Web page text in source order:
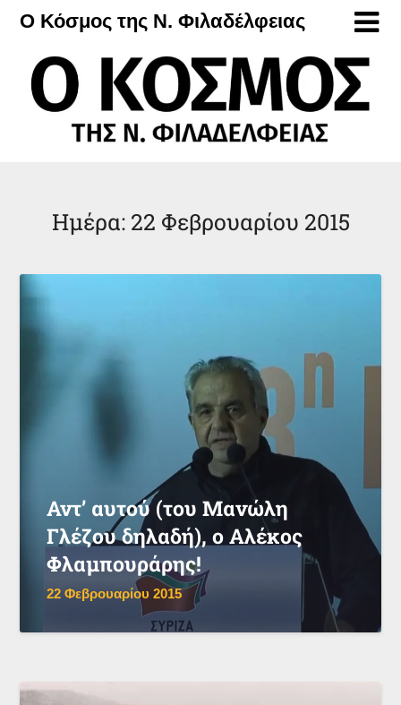
Μετάβαση
περιεχόμενο
Ο Κόσμος της Ν. Φιλαδέλφειας
Ημέρα: 22 Φεβρουαρίου 2015
Αντ’ αυτού (του Μανώλη
Γλέζου δηλαδή), ο Αλέκος
Φλαμπουράρης!
22 Φεβρουαρίου 2015